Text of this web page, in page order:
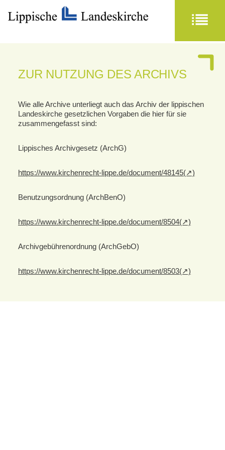
ZUR NUTZUNG DES ARCHIVS
Wie alle Archive unterliegt auch das Archiv der lippischen
Landeskirche gesetzlichen Vorgaben die hier für sie
zusammengefasst sind:
Lippisches Archivgesetz (ArchG)
https://www.kirchenrecht-lippe.de/document/48145
Benutzungsordnung (ArchBenO)
https://www.kirchenrecht-lippe.de/document/8504
Archivgebührenordnung (ArchGebO)
https://www.kirchenrecht-lippe.de/document/8503